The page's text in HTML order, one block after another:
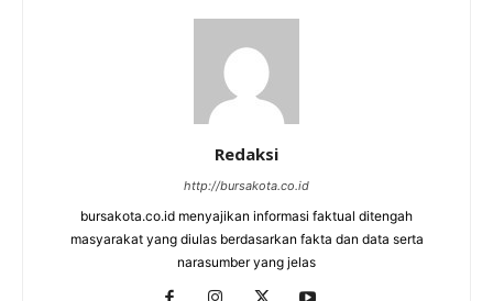
Redaksi
http://bursakota.co.id
bursakota.co.id menyajikan informasi faktual ditengah
masyarakat yang diulas berdasarkan fakta dan data serta
narasumber yang jelas